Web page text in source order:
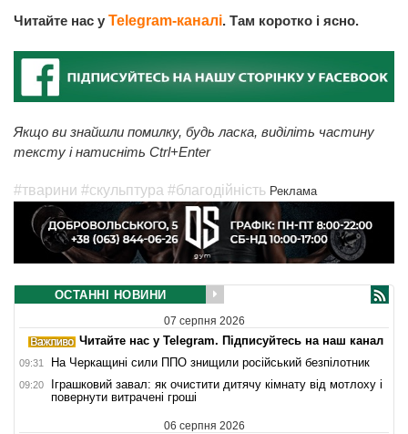
Читайте нас у Telegram-каналі. Там коротко і ясно.
Якщо ви знайшли помилку, будь ласка, виділіть частину
тексту і натисніть Ctrl+Enter
#тварини #скульптура #благодійність Реклама
ОСТАННІ НОВИНИ
07 серпня 2026
Читайте нас у Telegram. Підписуйтесь на наш канал
09:31 На Черкащині сили ППО знищили російський безпілотник
09:20
Іграшковий завал: як очистити дитячу кімнату від мотлоху і
повернути витрачені гроші
06 серпня 2026